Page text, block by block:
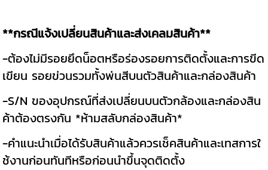
**กรณีแจ้งเปลี่ยนสินค้าและส่งเคลมสินค้า**
-ต้องไม่มีรอยยึดน็อตหรือร่องรอยการติดตั้งและการขีด
เขียน รอยข่วนรวมทั้งพ่นสีบนตัวสินค้าและกล่องสินค้า
-S/N ของอุปกรณ์ที่ส่งเปลี่ยนบนตัวกล้องและกล่องสิน
ค้าต้องตรงกัน *ห้ามสลับกล่องสินค้า*
-คำแนะนำเมื่อได้รับสินค้าแล้วควรเช็คสินค้าและเทสการใ
ช้งานก่อนทันทีหรือก่อนนำขึ้นจุดติดตั้ง